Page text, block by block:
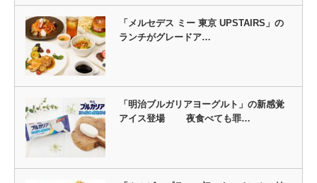
「メルセデス ミー 東京 UPSTAIRS」の
ランチがグレードア…
「明治ブルガリアヨーグルト」の新感覚
アイス登場 夜食べても罪…